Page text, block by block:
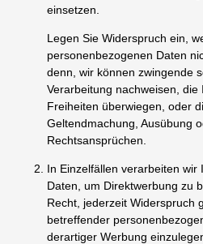
einsetzen.
Legen Sie Widerspruch ein,
personenbezogenen Daten
denn, wir können zwingende
Verarbeitung nachweisen,
Freiheiten überwiegen, oder
Geltendmachung, Ausübung
Rechtsansprüchen.
In Einzelfällen verarbeiten
Daten, um Direktwerbung zu
Recht, jederzeit Widerspruch
betreffender
derartiger Werbung